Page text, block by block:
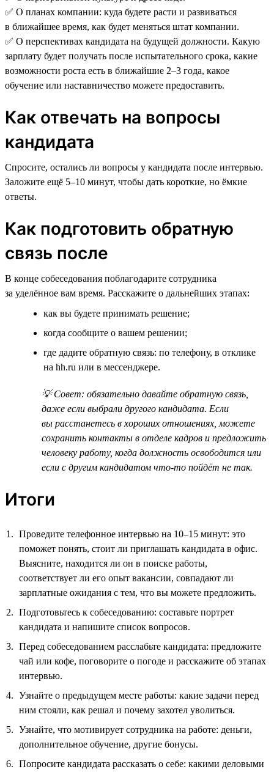
✅ О планах компании: куда будете расти и развиваться
в ближайшее время, как будет меняться штат компании.
✅ О перспективах кандидата на будущей должности. Какую
зарплату будет получать после испытательного срока, какие
возможности роста есть в ближайшие 2–3 года, какое
обучение или наставничество можете предоставить.
Как отвечать на вопросы
кандидата
Спросите, остались ли вопросы у кандидата после интервью.
Заложите ещё 5–10 минут, чтобы дать короткие, но ёмкие
ответы.
Как подготовить обратную
связь после
В конце собеседования поблагодарите сотрудника
за уделённое вам время. Расскажите о дальнейших этапах:
как вы будете принимать решение;
когда сообщите о вашем решении;
где дадите обратную связь: по телефону, в отклике
на hh.ru или в мессенджере.
💡 Совет: обязательно давайте обратную связь,
даже если выбрали другого кандидата. Если
вы расстанетесь в хороших отношениях, можете
сохранить контакты в отделе кадров и предложить
человеку работу, когда должность освободится или
если с другим кандидатом что-то пойдёт не так.
Итоги
Проведите телефонное интервью на 10–15 минут: это
поможет понять, стоит ли приглашать кандидата в офис.
Выясните, находится ли он в поиске работы,
соответствует ли его опыт вакансии, совпадают ли
зарплатные ожидания с тем, что вы можете предложить.
Подготовьтесь к собеседованию: составьте портрет
кандидата и напишите список вопросов.
Перед собеседованием расслабьте кандидата: предложите
чай или кофе, поговорите о погоде и расскажите об этапах
интервью.
Узнайте о предыдущем месте работы: какие задачи перед
ним стояли, как решал и почему захотел уволиться.
Узнайте, что мотивирует сотрудника на работе: деньги,
дополнительное обучение, другие бонусы.
Попросите кандидата рассказать о себе: какими деловыми